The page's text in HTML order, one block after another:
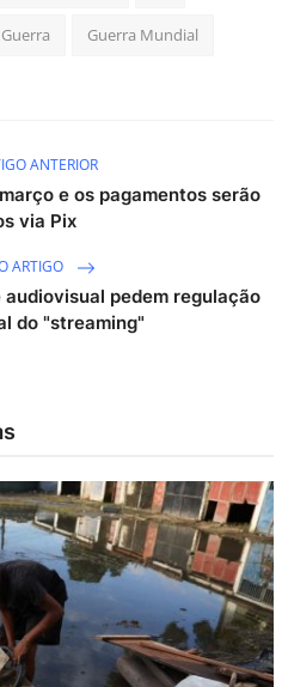
Guerra Guerra Mundial
ANTERIOR
e os pagamentos serão
via Pix
ARTIGO
pedem regulação
do "streaming"